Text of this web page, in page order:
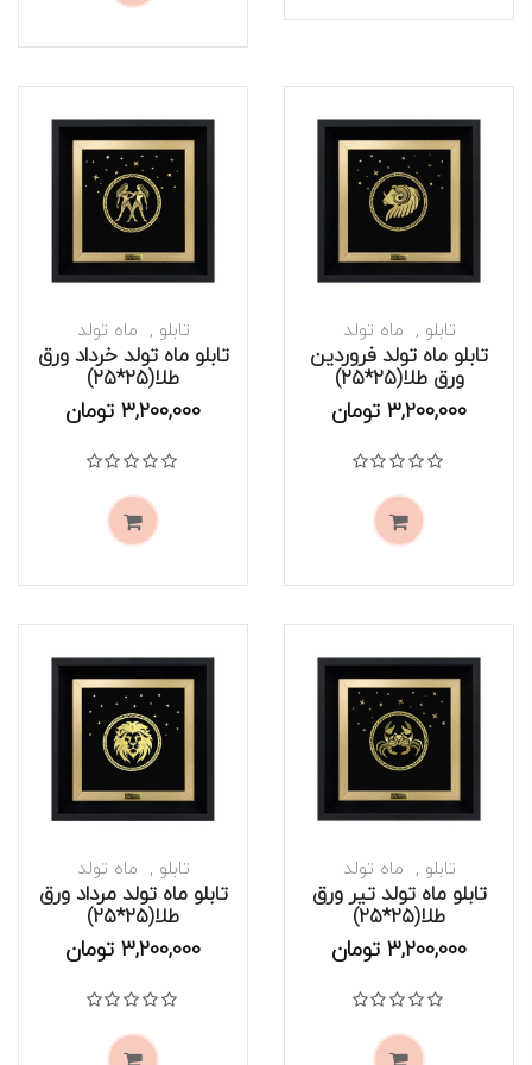
موجود است
تابلو ماه تولد
تابلو ماه تولد فروردین
ورق طلا(۲۵*۲۵)
3,200,000تومان
نمره0از 5
موجود است
تابلو ماه تولد
تابلو ماه تولد خرداد ورق
طلا(۲۵*۲۵)
3,200,000تومان
نمره0از 5
موجود است
تابلو ماه تولد
تابلو ماه تولد تیر ورق
طلا(۲۵*۲۵)
3,200,000تومان
نمره0از 5
موجود است
تابلو ماه تولد
تابلو ماه تولد مرداد ورق
طلا(۲۵*۲۵)
3,200,000تومان
نمره0از 5